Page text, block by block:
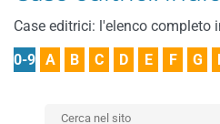
Case editrici: l'elenco completo
0-9 A B C D E F G